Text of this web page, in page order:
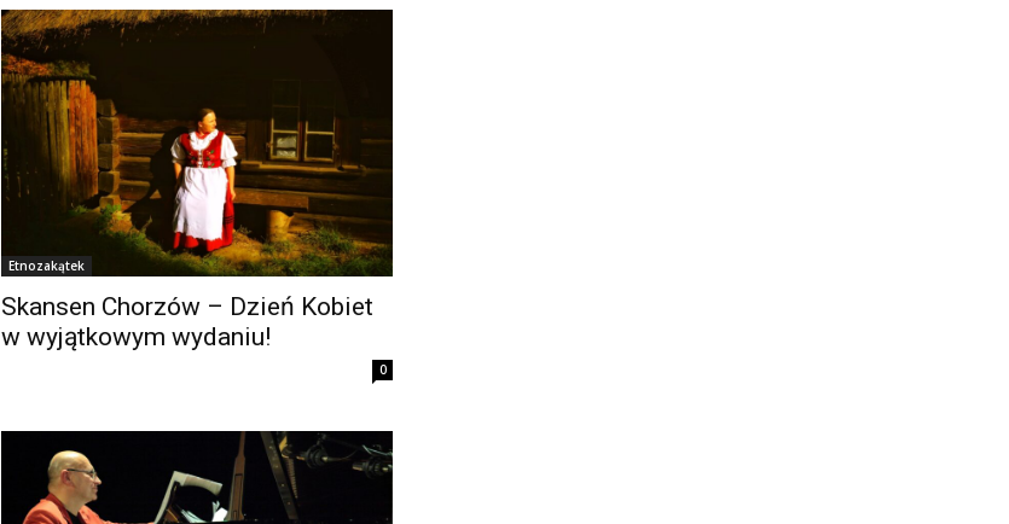
Etnozakątek
Skansen Chorzów – Dzień Kobiet
w wyjątkowym wydaniu!
0